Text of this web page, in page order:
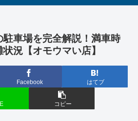
駐車場を完全解説！満車時
況【オモウマい店】
Facebook はてブ
コピー